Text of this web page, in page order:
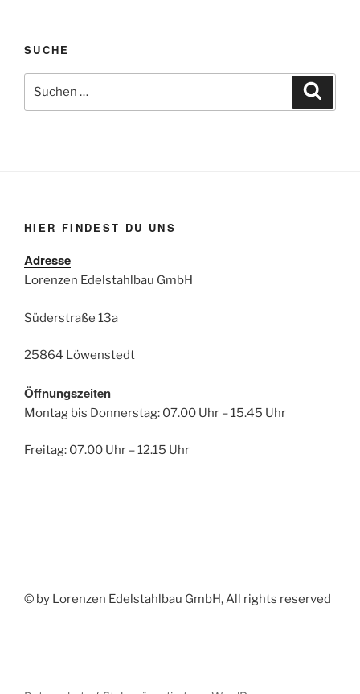
SUCHE
Suchen
nach:
HIER FINDEST DU UNS
Adresse
Lorenzen Edelstahlbau GmbH
Süderstraße 13a
25864 Löwenstedt
Öffnungszeiten
Montag bis Donnerstag: 07.00 Uhr – 15.45 Uhr
Freitag: 07.00 Uhr – 12.15 Uhr
© by Lorenzen Edelstahlbau GmbH, All rights reserved